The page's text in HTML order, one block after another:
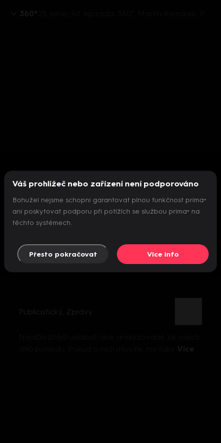
360°
Nepodařilo se inicializovat přehrávač
Publicistický Zprávy
Více
Váš prohlížeč nebo zařízení není podporováno
Bohužel nejsme schopni garantovat plnou funkčnost prima+
ani poskytovat podporu při potížích se službou prima+ na
těchto systémech.
Přesto pokračovat Více info